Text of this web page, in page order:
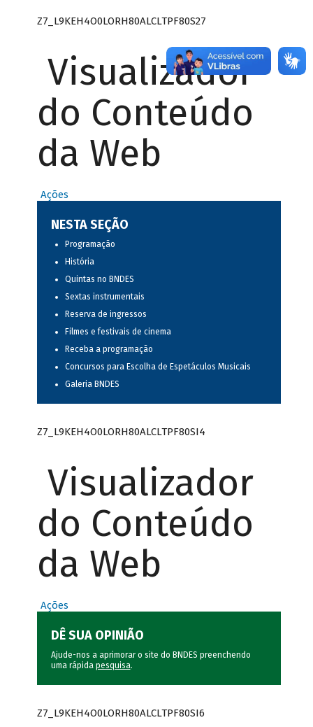
Z7_L9KEH4O0LORH80ALCLTPF80S27
Visualizador
do Conteúdo
da Web
Ações
NESTA SEÇÃO
Programação
História
Quintas no BNDES
Sextas instrumentais
Reserva de ingressos
Filmes e festivais de cinema
Receba a programação
Concursos para Escolha de Espetáculos Musicais
Galeria BNDES
Z7_L9KEH4O0LORH80ALCLTPF80SI4
Visualizador
do Conteúdo
da Web
Ações
DÊ SUA OPINIÃO
Ajude-nos a aprimorar o site do BNDES preenchendo
uma rápida pesquisa.
Z7_L9KEH4O0LORH80ALCLTPF80SI6